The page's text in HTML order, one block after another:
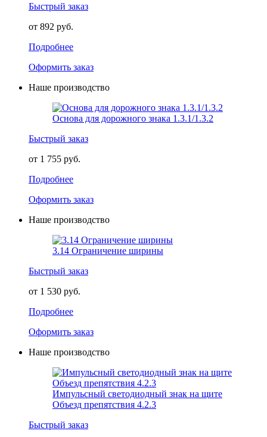
Быстрый заказ
от 892 руб.
Подробнее
Оформить заказ
Наше производство
Основа для дорожного знака 1.3.1/1.3.2
Быстрый заказ
от 1 755 руб.
Подробнее
Оформить заказ
Наше производство
3.14 Ограничение ширины
Быстрый заказ
от 1 530 руб.
Подробнее
Оформить заказ
Наше производство
Импульсный светодиодный знак на щите
Объезд препятствия 4.2.3
Быстрый заказ